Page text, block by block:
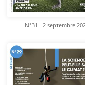
N°31 - 2 septembre